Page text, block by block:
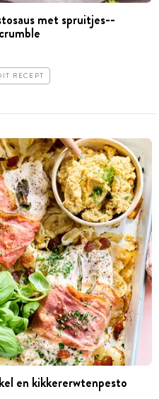
met spruitjes-­
RECEPT
en kikkererwtenpesto